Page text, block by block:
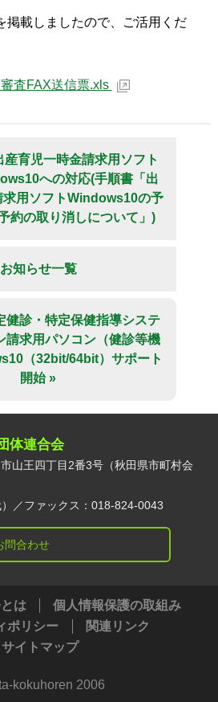
掲載しましたので、ご活用くだ
査FAX送信票.xls
産育児一時金請求用ソフト
への対応(手順書「出
求用ソフトWindows10の予
約の取り消しについて」)
お知らせ一覧
健診・特定保健指導システ
請求用パソコン（健診等機
（32bit/64bit）サポート
開始 »
体連合会
山王四丁目2番3号（秋田県市町村会
／ファックス：018-824-0043
問合わせ
は
個人情報保護の取組み
ポリシー
関連リンク
サイトマップ
kokuhoren 2006